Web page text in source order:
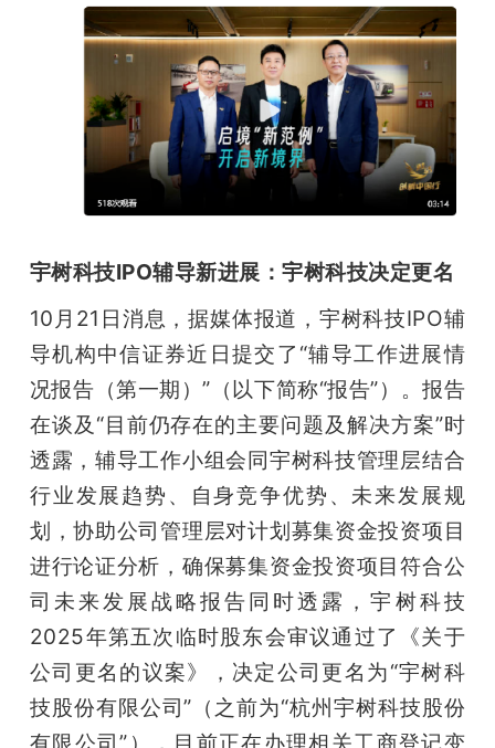
宇树科技IPO辅导新进展：宇树科技决定更名
10月21日消息，据媒体报道，宇树科技IPO辅
导机构中信证券近日提交了“辅导工作进展情
况报告（第一期）”（以下简称“报告”）。报告
在谈及“目前仍存在的主要问题及解决方案”时
透露，辅导工作小组会同宇树科技管理层结合
行业发展趋势、自身竞争优势、未来发展规
划，协助公司管理层对计划募集资金投资项目
进行论证分析，确保募集资金投资项目符合公
司未来发展战略报告同时透露，宇树科技
2025年第五次临时股东会审议通过了《关于
公司更名的议案》，决定公司更名为“宇树科
技股份有限公司”（之前为“杭州宇树科技股份
有限公司”），目前正在办理相关工商登记变